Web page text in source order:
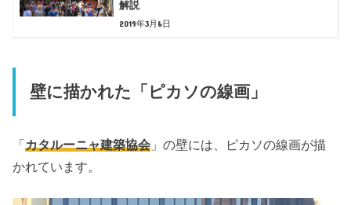
解説
2019年3月6日
壁に描かれた「ピカソの線画」
「カタルーニャ建築協会 」の壁には、ピカソの線画が描
かれています。